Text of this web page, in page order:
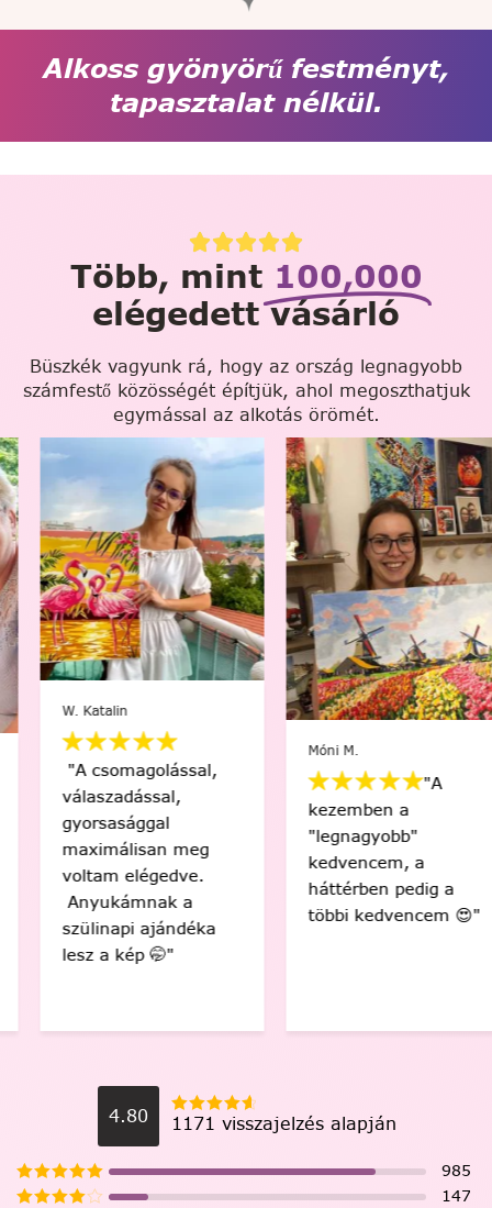
Alkoss gyönyörű festményt,
tapasztalat nélkül.
Több, mint 100,000
elégedett vásárló
Büszkék vagyunk rá, hogy az ország legnagyobb
számfestő közösségét építjük, ahol megoszthatjuk
egymással az alkotás örömét.
W. Katalin
"A csomagolással,
válaszadással,
gyorsasággal
maximálisan meg
voltam elégedve.
Anyukámnak a
szülinapi ajándéka
lesz a kép 🤭"
Móni M.
"A
kezemben a
"legnagyobb"
kedvencem, a
háttérben pedig a
többi kedvencem 😍"
4.80 1171 visszajelzés alapján
985
147